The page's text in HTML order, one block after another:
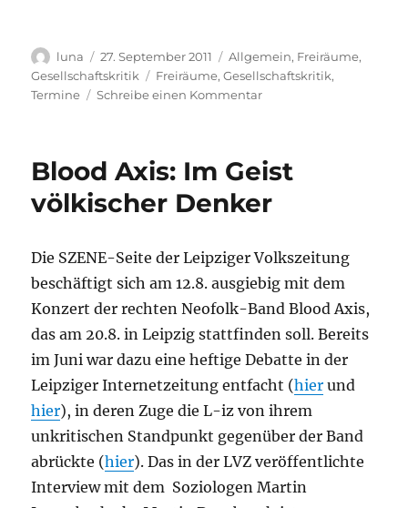
Autor
luna
Veröffentlicht
am
27. September 2011 Kategorien
Allgemein, Freiräume,
Gesellschaftskritik
Schlagwörter
Freiräume,Gesellschaftskritik,
Termine
Schreibe einen Kommentarzu
und
Blood Axis: Im Geist
völkischer Denker
Die SZENE-Seite der Leipziger Volkszeitung
beschäftigt sich am 12.8. ausgiebig mit dem
Konzert der rechten Neofolk-Band Blood Axis,
das am 20.8. in Leipzig stattfinden soll. Bereits
im Juni war dazu eine heftige Debatte in der
Leipziger Internetzeitung entfacht (hier und
hier), in deren Zuge die L-iz von ihrem
unkritischen Standpunkt gegenüber der Band
abrückte (hier). Das in der LVZ veröffentlichte
Interview mit dem Soziologen Martin